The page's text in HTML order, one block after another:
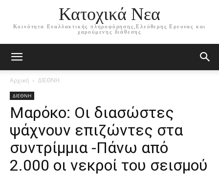
Κατοχικά Νεα
Κοινότητα Εναλλακτικής πληροφόρησης,Ελεύθερης Ερευνας και
χαρούμενης διάθεσης
Αρχική ΔΙΕΘΝΗ
ΔΙΕΘΝΗ
Μαρόκο: Οι διασώστες
ψάχνουν επιζώντες στα
συντρίμμια -Πάνω από
2.000 οι νεκροί του σεισμού